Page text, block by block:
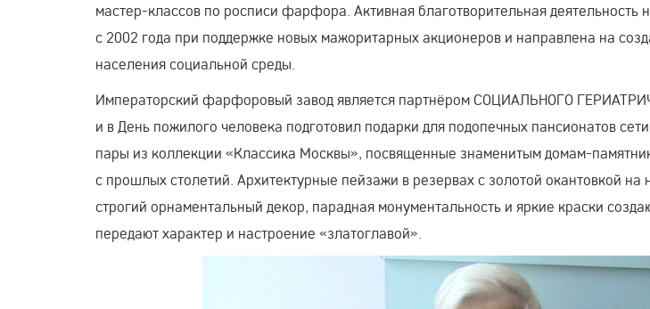
мастер-классов по росписи фарфора. Активная благотворительная деятельность
с 2002 года при поддержке новых мажоритарных акционеров и направлена на
населения социальной среды.
Императорский фарфоровый завод является партнёром СОЦИАЛЬНОГО
и в День пожилого человека подготовил подарки для подопечных пансионатов
пары из коллекции «Классика Москвы», посвященные знаменитым домам-
с прошлых столетий. Архитектурные пейзажи в резервах с золотой окантовкой
строгий орнаментальный декор, парадная монументальность и яркие краски
передают характер и настроение «златоглавой».